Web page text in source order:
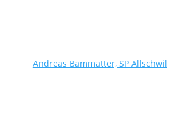
Andreas Bammatter, SP Allschwil